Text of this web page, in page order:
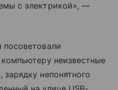
с электрикой», —
неизвестные
непонятного